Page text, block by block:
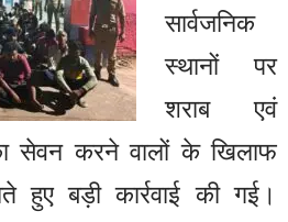
सार्वजनिक
स्थानों पर
शराब एवं
सेवन करने वालों के खिलाफ
हुए बड़ी कार्रवाई की गई।